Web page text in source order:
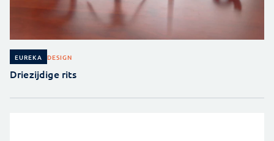
EUREKA DESIGN
Driezijdige rits